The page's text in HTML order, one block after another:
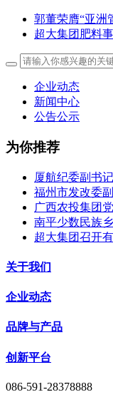
郭董荣膺“亚洲
超大集团肥料
企业动态
新闻中心
公告公示
为你推荐
厦航纪委副书
福州市发改委
广西农投集团
南平少数民族
超大集团召开
关于我们
企业动态
品牌与产品
创新平台
086-591-28378888